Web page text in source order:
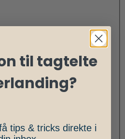
til tagtelte
tips & tricks direkte i